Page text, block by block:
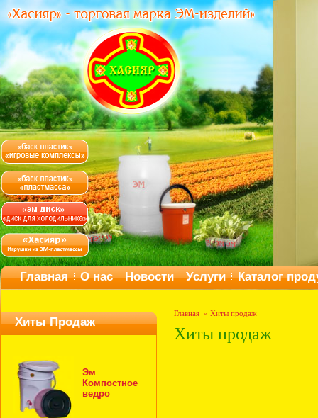
Главная О нас Новости Услуги
Каталог
Хиты Продаж
Эм
Компостное
ведро
Главная » Хиты продаж
Хиты продаж